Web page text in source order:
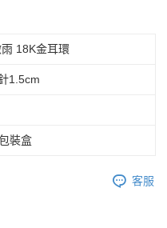
18K金耳環
1.5cm
裝盒
客服